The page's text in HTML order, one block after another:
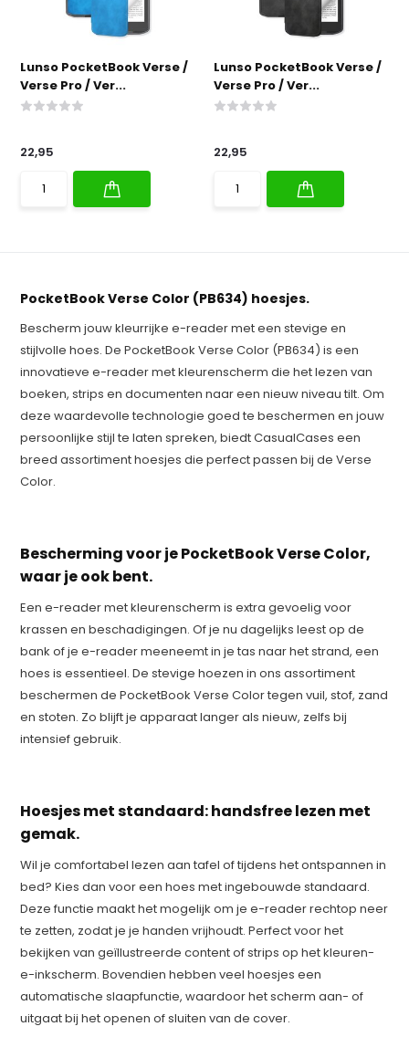
Lunso PocketBook Verse /
Verse Pro / Ver...
22,95
Lunso PocketBook Verse /
Verse Pro / Ver...
22,95
PocketBook Verse Color (PB634) hoesjes.
Bescherm jouw kleurrijke e-reader met een stevige en
stijlvolle hoes. De PocketBook Verse Color (PB634) is een
innovatieve e-reader met kleurenscherm die het lezen van
boeken, strips en documenten naar een nieuw niveau tilt. Om
deze waardevolle technologie goed te beschermen en jouw
persoonlijke stijl te laten spreken, biedt CasualCases een
breed assortiment hoesjes die perfect passen bij de Verse
Color.
Bescherming voor je PocketBook Verse Color,
waar je ook bent.
Een e-reader met kleurenscherm is extra gevoelig voor
krassen en beschadigingen. Of je nu dagelijks leest op de
bank of je e-reader meeneemt in je tas naar het strand, een
hoes is essentieel. De stevige hoezen in ons assortiment
beschermen de PocketBook Verse Color tegen vuil, stof, zand
en stoten. Zo blijft je apparaat langer als nieuw, zelfs bij
intensief gebruik.
Hoesjes met standaard: handsfree lezen met
gemak.
Wil je comfortabel lezen aan tafel of tijdens het ontspannen in
bed? Kies dan voor een hoes met ingebouwde standaard.
Deze functie maakt het mogelijk om je e-reader rechtop neer
te zetten, zodat je je handen vrijhoudt. Perfect voor het
bekijken van geïllustreerde content of strips op het kleuren-
e-inkscherm. Bovendien hebben veel hoesjes een
automatische slaapfunctie, waardoor het scherm aan- of
uitgaat bij het openen of sluiten van de cover.